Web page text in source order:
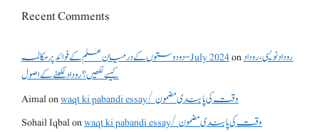
Recent Comments
دو دوستوں کے درمیان علم کے فوائد پر مکالمہ - July 2024onروداد نویسی ،روداد
کیسے لکھیں؟ روداد لکھنے کے اصول
Aimalon
waqt ki pabandi essay/ وقت کی پابندی مضمون
Sohail Iqbalon
waqt ki pabandi essay/ وقت کی پابندی مضمون